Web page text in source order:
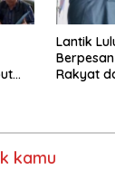
Lantik
Rakyat
kamu